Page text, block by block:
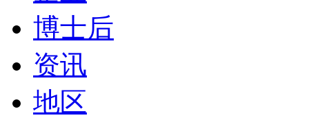
博士后
资讯
地区